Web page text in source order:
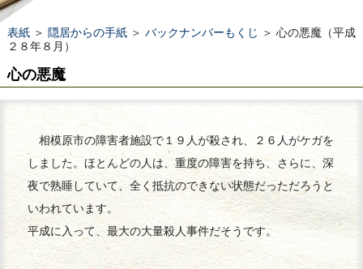
表紙＞ 隠居からの手紙＞ バックナンバーもくじ ＞ 心の悪魔（平成
２８年８月）
心の悪魔
相模原市の障害者施設で１９人が殺され、２６人がケガを
しました。ほとんどの人は、重度の障害を持ち、さらに、深
夜で熟睡していて、全く抵抗のできない状態だっただろうと
いわれています。
平成に入って、最大の大量殺人事件だそうです。